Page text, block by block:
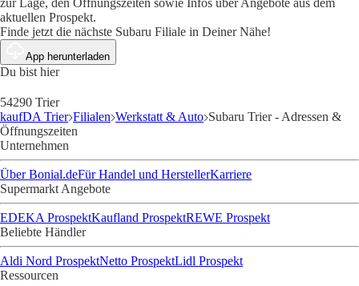
aktuellen Prospekt.
Finde jetzt die nächste Subaru Filiale in Deiner Nähe!
App herunterladen
Du bist hier
54290 Trier
kaufDA Trier Filialen Werkstatt & Auto Subaru Trier - Adressen &
Öffnungszeiten
Unternehmen
Über Bonial.deFür Handel und HerstellerKarriere
Supermarkt Angebote
EDEKA ProspektKaufland ProspektREWE Prospekt
Beliebte Händler
Aldi Nord ProspektNetto ProspektLidl Prospekt
Ressourcen